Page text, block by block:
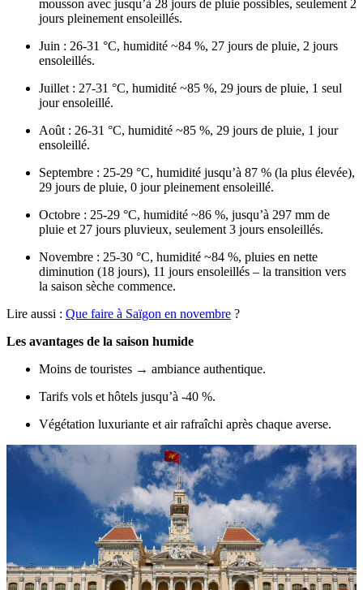
mousson avec jusqu’à 28 jours de pluie possibles, seulement 2
jours pleinement ensoleillés.
Juin : 26-31 °C, humidité ~84 %, 27 jours de pluie, 2 jours
ensoleillés.
Juillet : 27-31 °C, humidité ~85 %, 29 jours de pluie, 1 seul
jour ensoleillé.
Août : 26-31 °C, humidité ~85 %, 29 jours de pluie, 1 jour
ensoleillé.
Septembre : 25-29 °C, humidité jusqu’à 87 % (la plus élevée),
29 jours de pluie, 0 jour pleinement ensoleillé.
Octobre : 25-29 °C, humidité ~86 %, jusqu’à 297 mm de
pluie et 27 jours pluvieux, seulement 3 jours ensoleillés.
Novembre : 25-30 °C, humidité ~84 %, pluies en nette
diminution (18 jours), 11 jours ensoleillés – la transition vers
la saison sèche commence.
Lire aussi : Que faire à Saïgon en novembre ?
Les avantages de la saison humide
Moins de touristes → ambiance authentique.
Tarifs vols et hôtels jusqu’à -40 %.
Végétation luxuriante et air rafraîchi après chaque averse.